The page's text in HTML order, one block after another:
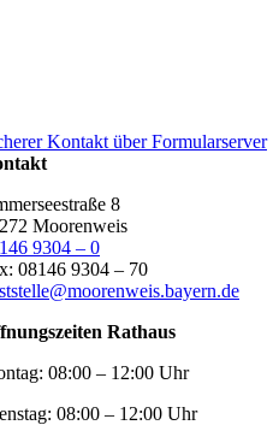
Kontakt über Formularserver
8
Moorenweis
9304 – 0
08146 9304 – 70
Rathaus
08:00 – 12:00 Uhr
08:00 – 12:00 Uhr